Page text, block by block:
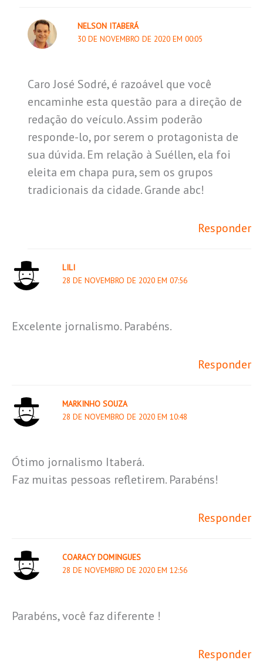
NELSON ITABERÁ
30 DE NOVEMBRO DE 2020 EM 00:05
Caro José Sodré, é razoável que você
encaminhe esta questão para a direção de
redação do veículo. Assim poderão
responde-lo, por serem o protagonista de
sua dúvida. Em relação à Suéllen, ela foi
eleita em chapa pura, sem os grupos
tradicionais da cidade. Grande abc!
Responder
LILI
28 DE NOVEMBRO DE 2020 EM 07:56
Excelente jornalismo. Parabéns.
Responder
MARKINHO SOUZA
28 DE NOVEMBRO DE 2020 EM 10:48
Ótimo jornalismo Itaberá.
Faz muitas pessoas refletirem. Parabéns!
Responder
COARACY DOMINGUES
28 DE NOVEMBRO DE 2020 EM 12:56
Parabéns, você faz diferente !
Responder